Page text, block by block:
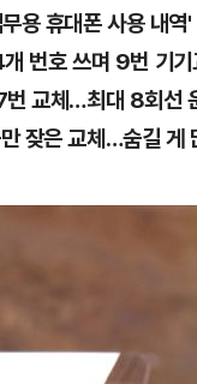
용 휴대폰 사용 내역
번호 쓰며 9번 기
교체…최대 8회선
잦은 교체…숨길 게